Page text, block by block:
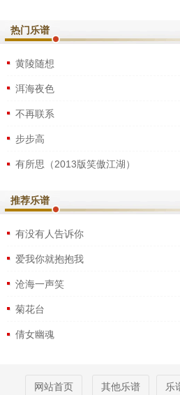
热门乐谱
黄陵随想
洱海夜色
不再联系
步步高
有所思（2013版笑傲江湖）
推荐乐谱
有没有人告诉你
爱我你就抱抱我
沧海一声笑
菊花台
倩女幽魂
网站首页 其他乐谱 乐